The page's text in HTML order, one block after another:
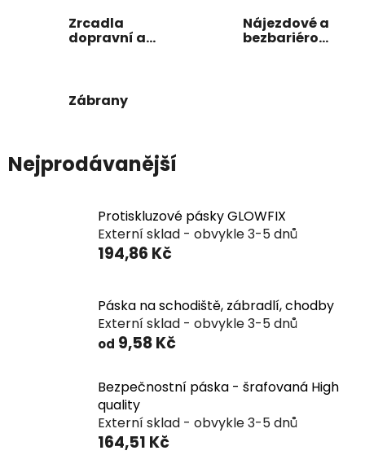
Zrcadla
dopravní a
Nájezdové a
bezbariérové
Zábrany
Nejprodávanější
Protiskluzové pásky GLOWFIX
Externí sklad - obvykle 3-5 dnů
194,86 Kč
Páska na schodiště, zábradlí, chodby
Externí sklad - obvykle 3-5 dnů
od 9,58 Kč
Bezpečnostní páska - šrafovaná High
quality
Externí sklad - obvykle 3-5 dnů
164,51 Kč